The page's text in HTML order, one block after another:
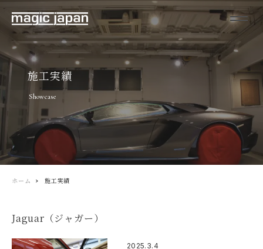
施工実績
Showcase
ホーム 施工実績
Jaguar（ジャガー）
2025.3.4